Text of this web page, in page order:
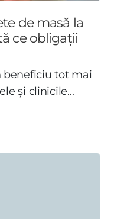
de masă la
ce obligații
beneficiu tot mai
și clinicile...